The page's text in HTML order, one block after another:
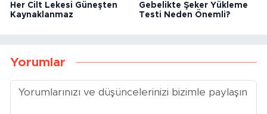
Her Cilt Lekesi Güneşten
Kaynaklanmaz
Gebelikte Şeker Yükleme
Testi Neden Önemli?
Yorumlar